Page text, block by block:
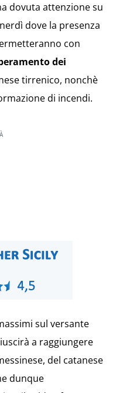
dovuta attenzione su
dove la presenza
con
dei
tirrenico, nonchè
di incendi.
sul versante
a raggiungere
del catanese
dunque